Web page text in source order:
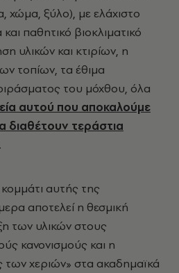
χώμα, ξύλο), με ελάχιστο
παθητικό βιοκλιματικό
υλικών και κτιρίων, η
τοπίων, τα έθιμα
του μόχθου, όλα
αυτού που αποκαλούμε
διαθέτουν τεράστια
.
αυτής της
αποτελεί η θεσμική
των υλικών στους
κανονισμούς και η
των χεριών» στα ακαδημαϊκά